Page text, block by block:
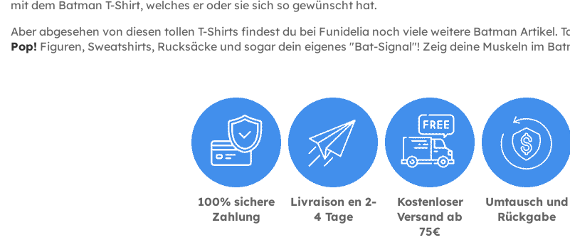
mit dem Batman T-Shirt, welches er oder sie sich so gewünscht hat.
Aber abgesehen von diesen tollen T-Shirts findest du bei Funidelia noch viele weitere Batman
Pop! Figuren, Sweatshirts, Rucksäcke und sogar dein eigenes "Bat-Signal"! Zeig deine Muskeln im
100% sichere
Zahlung
Livraison en 2-
4 Tage
Kostenloser
Versand ab
75€
Umtausch und
Rückgabe